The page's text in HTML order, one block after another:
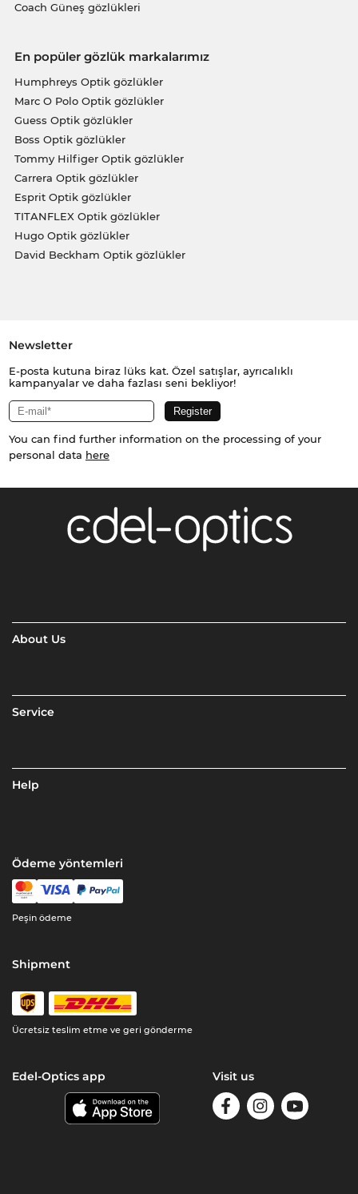
Coach Güneş gözlükleri
En popüler gözlük markalarımız
Humphreys Optik gözlükler
Marc O Polo Optik gözlükler
Guess Optik gözlükler
Boss Optik gözlükler
Tommy Hilfiger Optik gözlükler
Carrera Optik gözlükler
Esprit Optik gözlükler
TITANFLEX Optik gözlükler
Hugo Optik gözlükler
David Beckham Optik gözlükler
Newsletter
E-posta kutuna biraz lüks kat. Özel satışlar, ayrıcalıklı
kampanyalar ve daha fazlası seni bekliyor!
You can find further information on the processing of your
personal data here
About Us
Service
Help
Ödeme yöntemleri
Peşin ödeme
Shipment
Ücretsiz teslim etme ve geri gönderme
Edel-Optics app Visit us